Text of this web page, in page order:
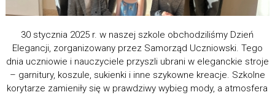
30 stycznia 2025 r. w naszej szkole obchodziliśmy Dzień
Elegancji, zorganizowany przez Samorząd Uczniowski. Tego
dnia uczniowie i nauczyciele przyszli ubrani w eleganckie stroje
– garnitury, koszule, sukienki i inne szykowne kreacje. Szkolne
korytarze zamieniły się w prawdziwy wybieg mody, a atmosfera